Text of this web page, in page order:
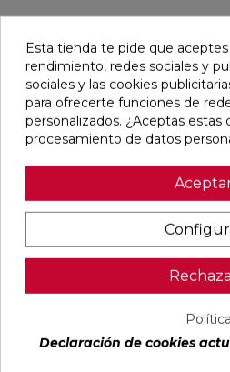
Pensamos que te
BODO
60X120
RECTIFICADO
Ref:
Alaplana
PVP
favorite
WHITE MATE
RECTIFICADO
Ref:
Colorker
PVP
/m²
favorite
Esta tienda te pide que
rendimiento, redes sociales y
sociales y las cookies
para ofrecerte funciones de
personalizados. ¿Aceptas estas
procesamiento de datos
Declaración de cookies